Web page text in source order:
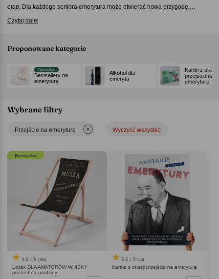
etap. Dla każdego seniora emerytura może otwierać nową przygodę.
Dlatego z tej okazji warto podarować bliskiej osobie miły upominek.
chcą podarować coś z przymrużeniem oka.
przechodzącego na emeryturę.
Czytaj dalej
Proponowane kategorie
Bestseller
Bestsellery na
emeryturę
Alkohol dla
emeryta
Kartki z okazji
przejścia na
emeryturę
Wybrane filtry
Przejście na emeryturę Wyczyść wszystko
Bestseller
4.9 / 5 (791)
Leżak DLA AMATORÓW WHISKY
prezent na urodziny
5.0 / 5 (14)
Kartka z okazji przejścia na emeryturę